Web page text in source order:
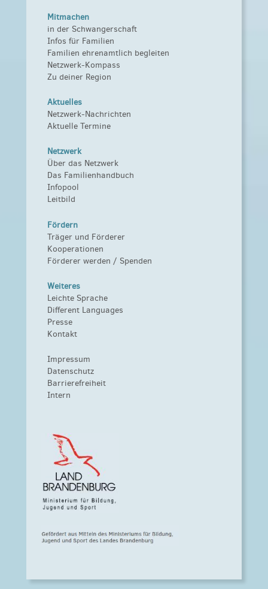
Mitmachen
in der Schwangerschaft
Infos für Familien
Familien ehrenamtlich begleiten
Netzwerk-Kompass
Zu deiner Region
Aktuelles
Netzwerk-Nachrichten
Aktuelle Termine
Netzwerk
Über das Netzwerk
Das Familienhandbuch
Infopool
Leitbild
Fördern
Träger und Förderer
Kooperationen
Förderer werden / Spenden
Weiteres
Leichte Sprache
Different Languages
Presse
Kontakt
Impressum
Datenschutz
Barrierefreiheit
Intern